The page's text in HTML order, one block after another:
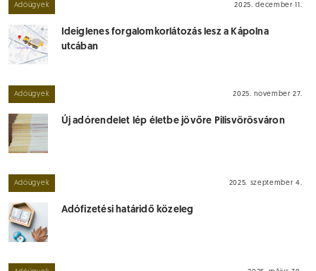
Adóügyek 2025. december 11.
Ideiglenes forgalomkorlátozás lesz a Kápolna
utcában
Adóügyek 2025. november 27.
Új adórendelet lép életbe jövőre Pilisvörösváron
Adóügyek 2025. szeptember 4.
Adófizetési határidő közeleg